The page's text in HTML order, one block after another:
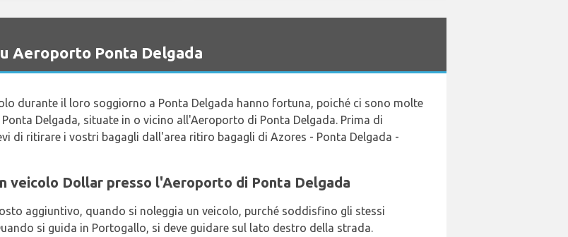
Aeroporto Ponta Delgada
durante il loro soggiorno a Ponta Delgada hanno fortuna, poiché ci sono molte
Delgada, situate in o vicino all'Aeroporto di Ponta Delgada. Prima di
di ritirare i vostri bagagli dall'area ritiro bagagli di Azores - Ponta Delgada -
veicolo Dollar presso l'Aeroporto di Ponta Delgada
aggiuntivo, quando si noleggia un veicolo, purché soddisfino gli stessi
si guida in Portogallo, si deve guidare sul lato destro della strada.